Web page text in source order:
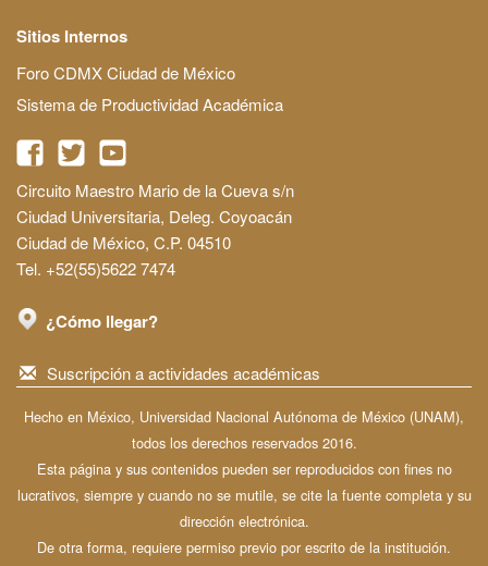
Sitios Internos
Foro CDMX Ciudad de México
Sistema de Productividad Académica
Circuito Maestro Mario de la Cueva s/n
Ciudad Universitaria, Deleg. Coyoacán
Ciudad de México, C.P. 04510
Tel. +52(55)5622 7474
¿Cómo llegar?
Suscripción a actividades académicas
Hecho en México, Universidad Nacional Autónoma de México (UNAM),
todos los derechos reservados 2016.
Esta página y sus contenidos pueden ser reproducidos con fines no
lucrativos, siempre y cuando no se mutile, se cite la fuente completa y su
dirección electrónica.
De otra forma, requiere permiso previo por escrito de la institución.